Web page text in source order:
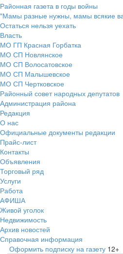
Районная газета в годы войны
"Мамы разные нужны, мамы всякие
Остаться нельзя уехать
Власть
МО ГП Красная Горбатка
МО СП Новлянское
МО СП Волосатовское
МО СП Малышевское
МО СП Чертковское
Районный совет народных депутатов
Администрация района
Редакция
О нас
Официальные документы редакции
Прайс-лист
Контакты
Объявления
Торговый ряд
Услуги
Работа
АФИША
Живой уголок
Недвижимость
Архив новостей
Справочная информация
Оформить подписку на газету 12+